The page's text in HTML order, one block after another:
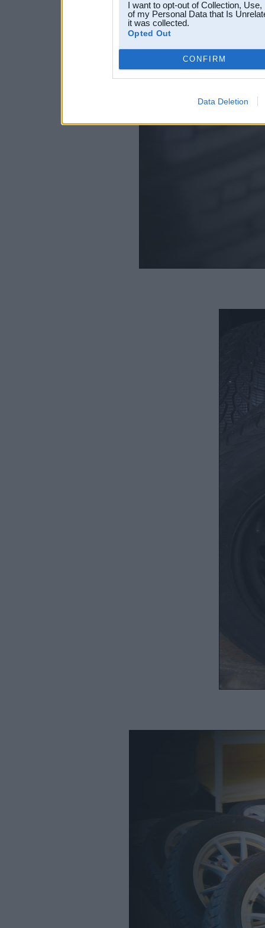
I want to opt-out of Collection,
of my Personal Data that Is
it was collected.
Opted Out
CONFIRM
Data Deletion